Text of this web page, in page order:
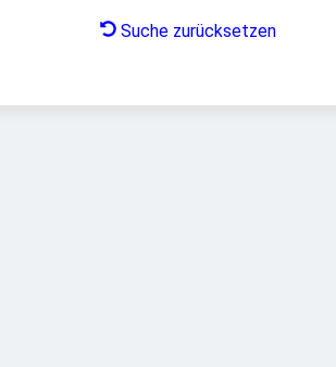
Suche zurücksetzen